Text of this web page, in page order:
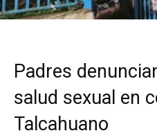
Padres
salud sexual en
Talcahuano